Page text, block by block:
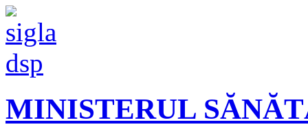
MINISTERUL